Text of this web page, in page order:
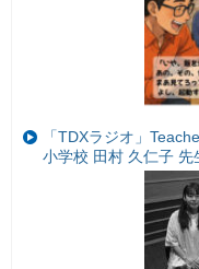
「TDXラジオ」
小学校 田村 久仁子 先